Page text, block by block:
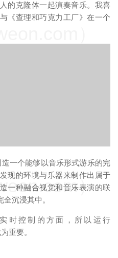
的克隆体一起演奏音乐。我喜
《查理和巧克力工厂》在一个
造一个能够以音乐形式游乐的完
现的环境与乐器来制作出属于
一种融合视觉和音乐表演的联
沉浸其中。
时控制的方面，所以运行
重要。
）
）